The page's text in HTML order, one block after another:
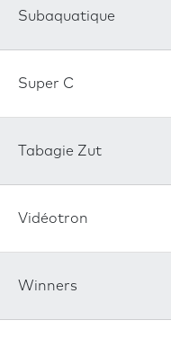
Subaquatique
Super C
Tabagie Zut
Vidéotron
Winners